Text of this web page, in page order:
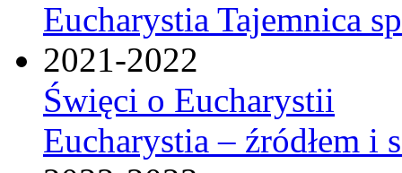
Eucharystia Tajemnica
2021-2022
Święci o Eucharystii
Eucharystia – źródłem i